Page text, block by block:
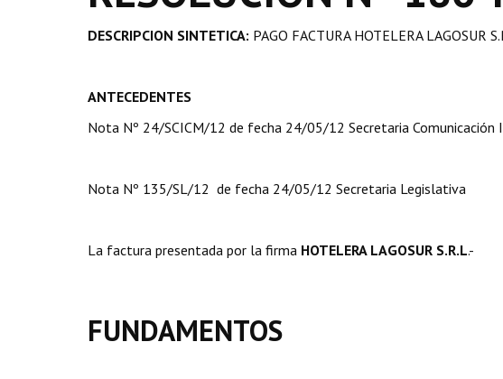
DESCRIPCION SINTETICA: PAGO FACTURA HOTELERA LAGOSUR
ANTECEDENTES
Nota Nº 24/SCICM/12 de fecha 24/05/12 Secretaria Comunicación
Nota Nº 135/SL/12 de fecha 24/05/12 Secretaria Legislativa
La factura presentada por la firma HOTELERA LAGOSUR S.R.L.-
FUNDAMENTOS